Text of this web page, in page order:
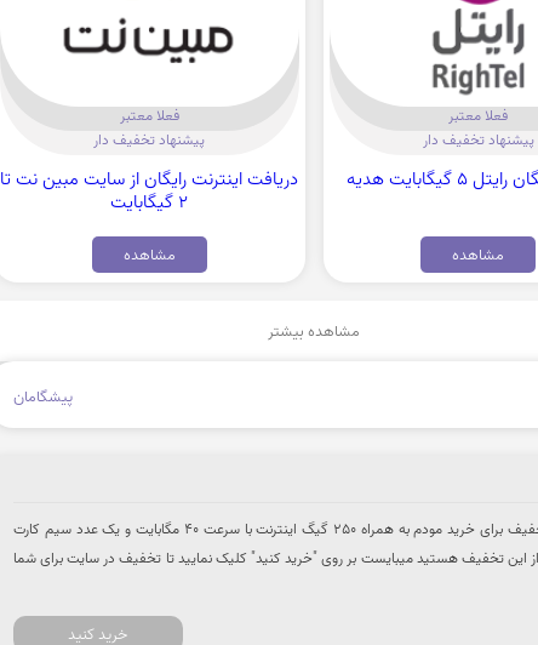
فعلا معتبر
پیشنهاد تخفیف دار
5 گیگابایت هدیه
مشاهده
فعلا معتبر
پیشنهاد تخفیف دار
دریافت اینترنت رایگان از سایت مبین نت تا
2 گیگابایت
مشاهده
مشاهده بیشتر
پیشگامان
کاربران تخفیف هات میتوانند از 20% تخفیف برای خرید مودم به همراه 250 گیگ اینترنت با سرعت 40 مگابایت و یک عدد سیم کارت
از این تخفیف هستید میبایست بر روی "خرید کنید" کلیک نمایید تا تخفیف در سایت برای شما
خرید کنید